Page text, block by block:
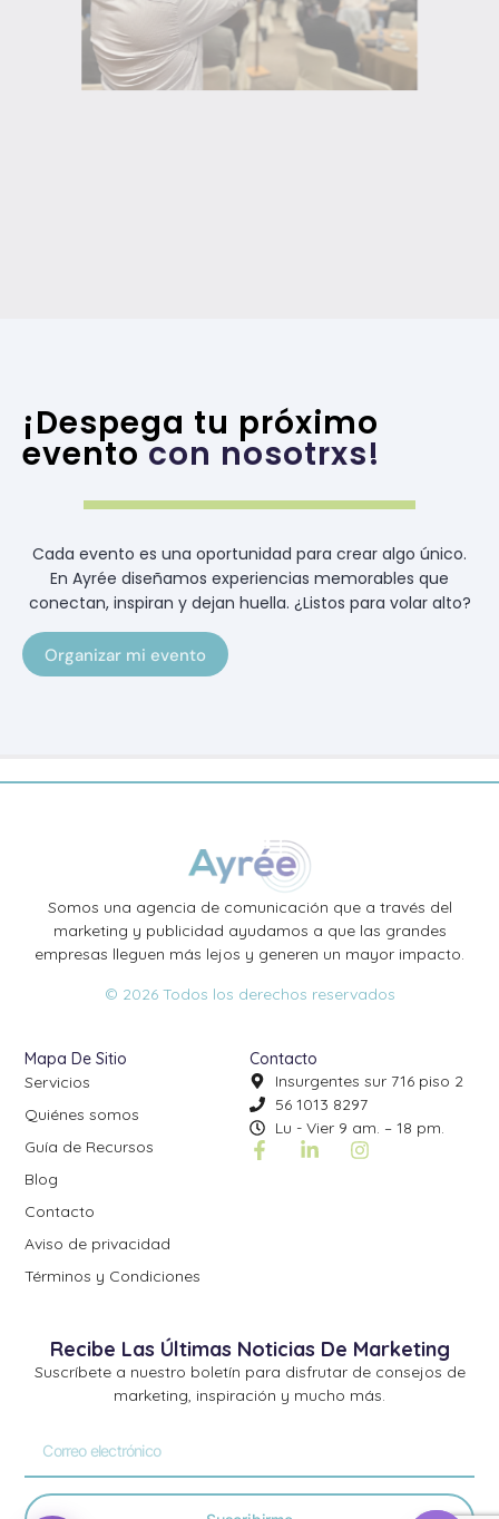
¡Despega tu próximo
evento con nosotrxs!
Cada evento es una oportunidad para crear algo único.
En Ayrée diseñamos experiencias memorables que
conectan, inspiran y dejan huella. ¿Listos para volar alto?
Organizar mi evento
Somos una agencia de comunicación que a través del
marketing y publicidad ayudamos a que las grandes
empresas lleguen más lejos y generen un mayor impacto.
© 2026 Todos los derechos reservados
Mapa De Sitio
Servicios
Quiénes somos
Guía de Recursos
Blog
Contacto
Aviso de privacidad
Términos y Condiciones
Contacto
Insurgentes sur 716 piso 2
56 1013 8297
Lu - Vier 9 am. – 18 pm.
Recibe Las Últimas Noticias De Marketing
Suscríbete a nuestro boletín para disfrutar de consejos de
marketing, inspiración y mucho más.